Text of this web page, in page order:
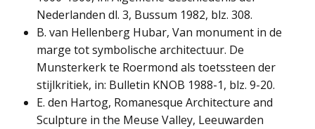
Nederlanden dl. 3, Bussum 1982, blz. 308.
B. van Hellenberg Hubar, Van monument in de
marge tot symbolische architectuur. De
Munsterkerk te Roermond als toetssteen der
stijlkritiek, in: Bulletin KNOB 1988-1, blz. 9-20.
E. den Hartog, Romanesque Architecture and
Sculpture in the Meuse Valley, Leeuwarden